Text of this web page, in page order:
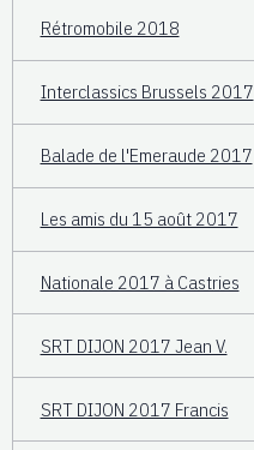
Rétromobile 2018
Interclassics Brussels 2017
Balade de l'Emeraude 2017
Les amis du 15 août 2017
Nationale 2017 à Castries
SRT DIJON 2017 Jean V.
SRT DIJON 2017 Francis